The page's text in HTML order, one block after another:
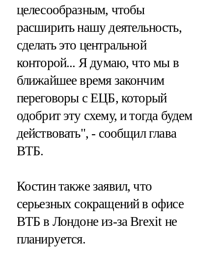
целесообразным, чтобы
расширить нашу деятельность,
сделать это центральной
конторой... Я думаю, что мы в
ближайшее время закончим
переговоры с ЕЦБ, который
одобрит эту схему, и тогда будем
действовать", - сообщил глава
ВТБ.
Костин также заявил, что
серьезных сокращений в офисе
ВТБ в Лондоне из-за Brexit не
планируется.